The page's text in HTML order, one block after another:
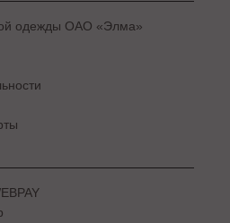
одежды ОАО «Элма»